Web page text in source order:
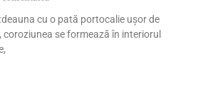
cu o pată portocalie ușor de
se formează în interiorul